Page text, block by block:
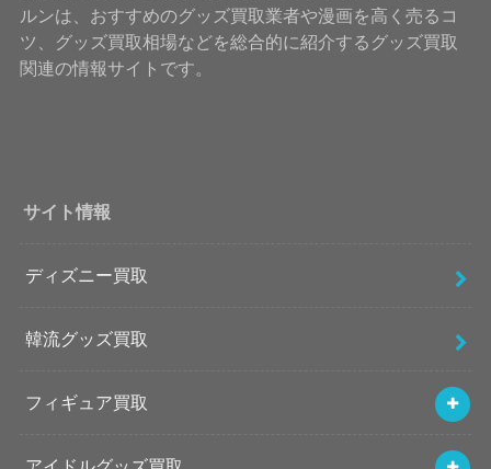
ルンは、おすすめのグッズ買取業者や漫画を高く売るコ
ツ、グッズ買取相場などを総合的に紹介するグッズ買取
関連の情報サイトです。
サイト情報
ディズニー買取
韓流グッズ買取
フィギュア買取